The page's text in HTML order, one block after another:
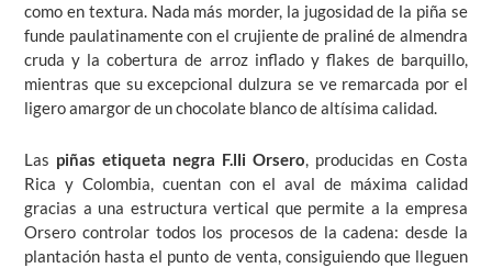
como en textura. Nada más morder, la jugosidad de la piña se
funde paulatinamente con el crujiente de praliné de almendra
cruda y la cobertura de arroz inflado y flakes de barquillo,
mientras que su excepcional dulzura se ve remarcada por el
ligero amargor de un chocolate blanco de altísima calidad.
Las piñas etiqueta negra F.lli Orsero, producidas en Costa
Rica y Colombia, cuentan con el aval de máxima calidad
gracias a una estructura vertical que permite a la empresa
Orsero controlar todos los procesos de la cadena: desde la
plantación hasta el punto de venta, consiguiendo que lleguen